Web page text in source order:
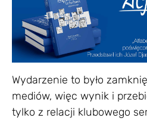
Wydarzenie to było
mediów, więc wynik i
tylko z relacji klubowego